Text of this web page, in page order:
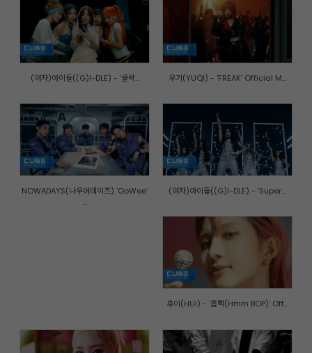
(여자)아이들((G)I-DLE) - '클락... 우기(YUQI) - 'FREAK' Official M...
NOWADAYS(나우어데이즈) 'OoWee'
...
(여자)아이들((G)I-DLE) - 'Super...
후이(HUI) - '흠뻑(Hmm BOP)' Off...